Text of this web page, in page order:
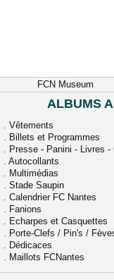
FCN Museum
ALBUMS
. Vêtements
. Billets et Programmes
. Presse - Panini - Livres -
. Autocollants
. Multimédias
. Stade Saupin
. Calendrier FC Nantes
. Fanions
. Echarpes et Casquettes
. Porte-Clefs / Pin's /
. Dédicaces
. Maillots FCNantes